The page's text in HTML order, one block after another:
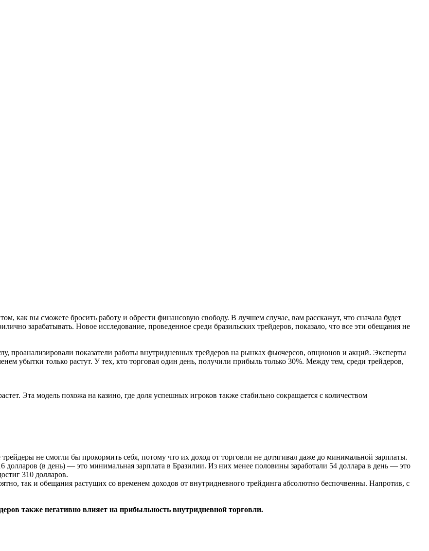
как вы сможете бросить работу и обрести финансовую свободу. В лучшем случае, вам расскажут, что сначала будет
зарабатывать. Новое исследование, проведенное среди бразильских трейдеров, показало, что все эти обещания не
показатели работы внутридневных трейдеров на рынках фьючерсов, опционов и акций. Эксперты
убытки только растут. У тех, кто торговал один день, получили прибыль только 30%. Между тем, среди трейдеров,
Эта модель похожа на казино, где доля успешных игроков также стабильно сокращается с количеством
не смогли бы прокормить себя, потому что их доход от торговли не дотягивал даже до минимальной зарплаты.
долларов (в день) — это минимальная зарплата в Бразилии. Из них менее половины заработали 54 доллара в день — это
310 долларов.
так и обещания растущих со временем доходов от внутридневного трейдинга абсолютно беспочвенны. Напротив, с
также негативно влияет на прибыльность внутридневной торговли.